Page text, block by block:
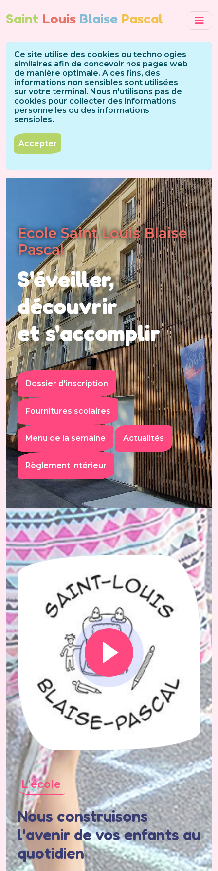
Saint Louis Blaise Pascal
Ce site utilise des cookies ou technologies
similaires afin de concevoir nos pages web
de manière optimale. A ces fins, des
informations non sensibles sont utilisées
sur votre terminal. Nous n'utilisons pas de
cookies pour collecter des informations
personnelles ou des informations
sensibles.
Accepter
Ecole Saint Louis Blaise
Pascal
S'éveiller,
découvrir
et s'accomplir
Dossier d'inscription
Fournitures scolaires
Menu de la semaine Actualités
Règlement intérieur
L'école
Nous construisons
l'avenir de vos enfants au
quotidien